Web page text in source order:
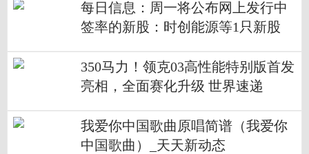
每日信息：周一将公布网上发行中
签率的新股：时创能源等1只新股
350马力！领克03高性能特别版首发
亮相，全面赛化升级 世界速递
我爱你中国歌曲原唱简谱（我爱你
中国歌曲）_天天新动态